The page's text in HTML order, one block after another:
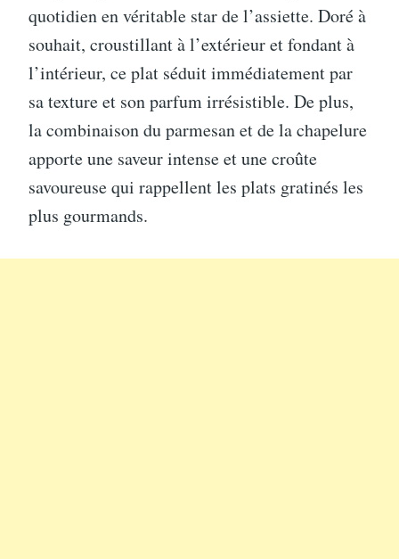
quotidien en véritable star de l’assiette. Doré à
souhait, croustillant à l’extérieur et fondant à
l’intérieur, ce plat séduit immédiatement par
sa texture et son parfum irrésistible. De plus,
la combinaison du parmesan et de la chapelure
apporte une saveur intense et une croûte
savoureuse qui rappellent les plats gratinés les
plus gourmands.